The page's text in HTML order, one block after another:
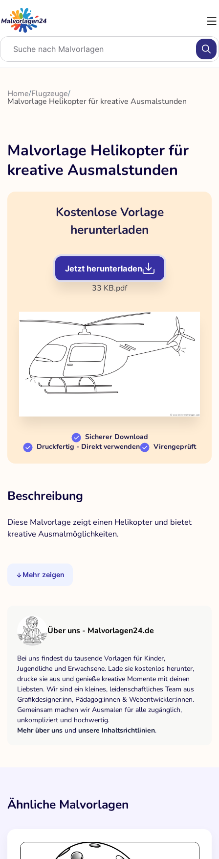
Inhalt
springen
Home/Flugzeuge/
Malvorlage Helikopter für kreative Ausmalstunden
Malvorlage Helikopter für
kreative Ausmalstunden
Kostenlose Vorlage
herunterladen
Jetzt herunterladen
33 KB.pdf
Sicherer Download
Druckfertig - Direkt verwenden
Virengeprüft
Beschreibung
Diese Malvorlage zeigt einen Helikopter und bietet
kreative Ausmalmöglichkeiten.
Mehr zeigen
Über uns - Malvorlagen24.de
Bei uns findest du tausende Vorlagen für Kinder,
Jugendliche und Erwachsene. Lade sie kostenlos herunter,
drucke sie aus und genieße kreative Momente mit deinen
Liebsten. Wir sind ein kleines, leidenschaftliches Team aus
Grafikdesigner:inn, Pädagog:innen & Webentwickler:innen.
Gemeinsam machen wir Ausmalen für alle zugänglich,
unkompliziert und hochwertig.
Mehr über uns und unsere Inhaltsrichtlinien.
Ähnliche Malvorlagen